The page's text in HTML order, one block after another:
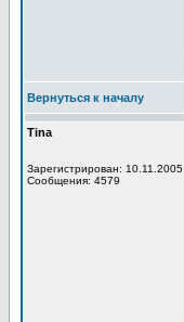
Вернуться к началу
Tina
Зарегистрирован: 10.11.2005
Сообщения: 4579